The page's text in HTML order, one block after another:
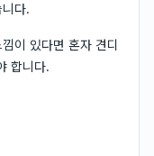
다.
이 있다면 혼자 견디
합니다.